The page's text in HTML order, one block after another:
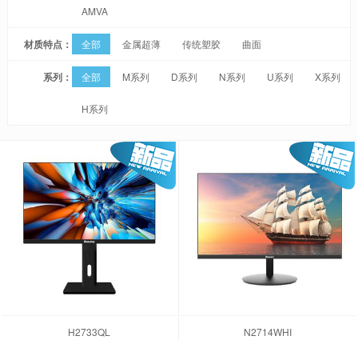
AMVA
材质特点： 全部 金属超薄 传统塑胶 曲面
系列： 全部 M系列 D系列 N系列 U系列 X系列
H系列
H2733QL N2714WHI